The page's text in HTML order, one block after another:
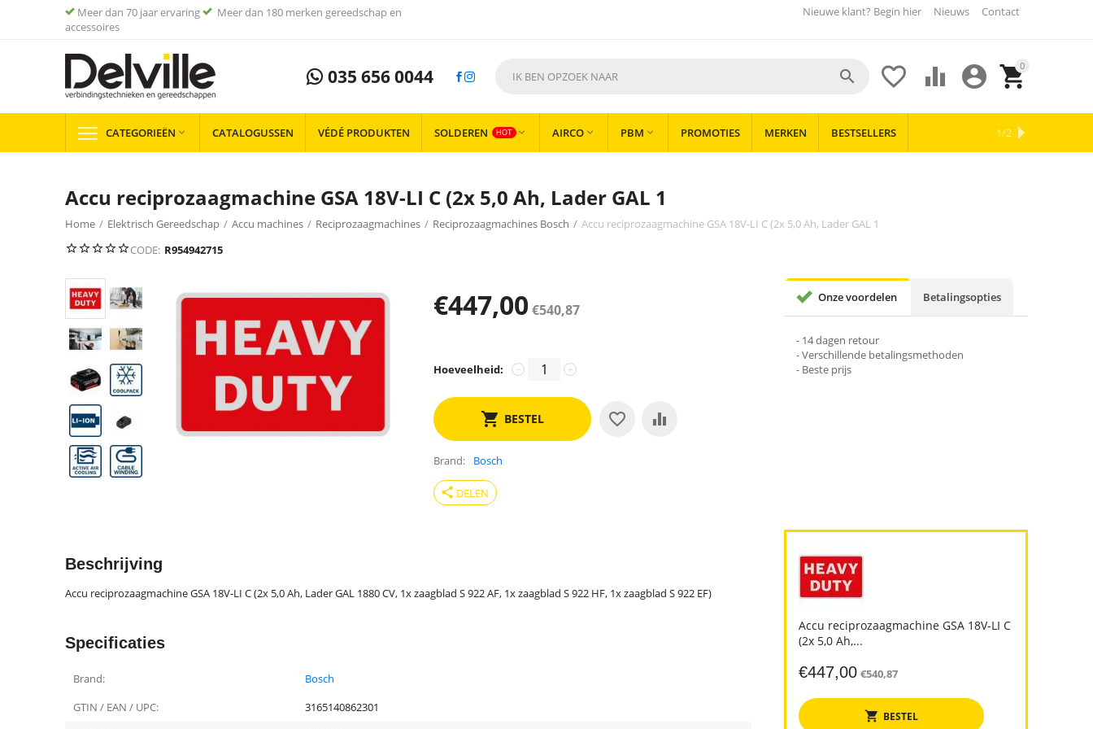
Meer dan 70 jaar ervaring
Meer dan 180 merken gereedschap en
accessoires
Nieuwe klant? Begin hier Nieuws Contact
035 656 0044 0


 

CATEGORIEËN  CATALOGUSSEN VÉDÉ PRODUKTEN SOLDEREN HOT  AIRCO  PBM  PROMOTIES MERKEN BESTSELLERS 1/2
Accu reciprozaagmachine GSA 18V-LI C (2x 5,0 Ah, Lader GAL 1
Home / Elektrisch Gereedschap / Accu machines / Reciprozaagmachines / Reciprozaagmachines Bosch / Accu reciprozaagmachine GSA 18V-LI C (2x 5,0 Ah, Lader GAL 1
CODE: R954942715
€447,00€540,87
Hoeveelheid: +
−
BESTEL
Brand Bosch
share DELEN
Onze voordelen Betalingsopties
- 14 dagen retour
- Verschillende betalingsmethoden
- Beste prijs
Accu reciprozaagmachine GSA 18V-LI C
(2x 5,0 Ah,...
€447,00 €540,87
BESTEL
Beschrijving
Accu reciprozaagmachine GSA 18V-LI C (2x 5,0 Ah, Lader GAL 1880 CV, 1x zaagblad S 922 AF, 1x zaagblad S 922 HF, 1x zaagblad S 922 EF)
Specificaties
Brand:
Bosch
GTIN / EAN / UPC:
3165140862301